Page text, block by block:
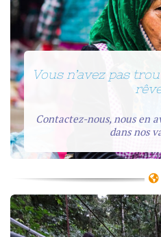
Vous n’avez pas
Contactez-nous, nous en
dans nos